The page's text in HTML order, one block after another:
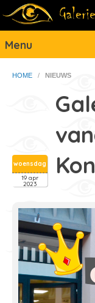
Menu
HOME / NIEUWS
woensdag
19 apr
2023